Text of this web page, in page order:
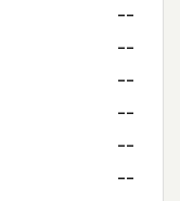
--
--
--
--
--
--